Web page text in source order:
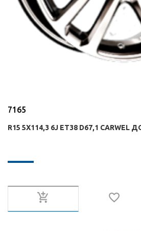
7165
R15 5X114,3 6J ET38 D67,1 CARWEL